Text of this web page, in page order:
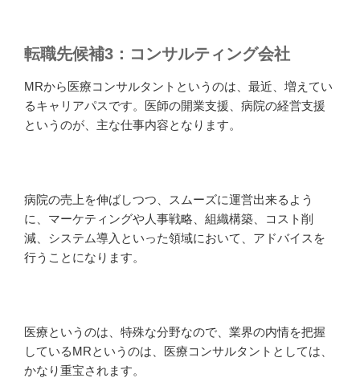
転職先候補3：コンサルティング会社
MRから医療コンサルタントというのは、最近、増えてい
るキャリアパスです。医師の開業支援、病院の経営支援
というのが、主な仕事内容となります。
病院の売上を伸ばしつつ、スムーズに運営出来るよう
に、マーケティングや人事戦略、組織構築、コスト削
減、システム導入といった領域において、アドバイスを
行うことになります。
医療というのは、特殊な分野なので、業界の内情を把握
しているMRというのは、医療コンサルタントとしては、
かなり重宝されます。